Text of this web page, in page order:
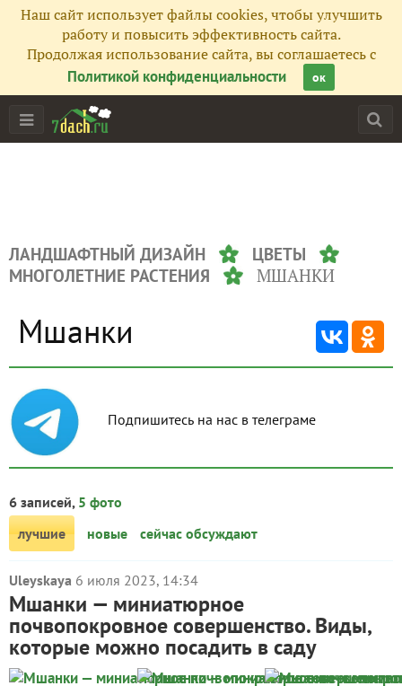
Наш сайт использует файлы cookies, чтобы улучшить
работу и повысить эффективность сайта.
Продолжая использование сайта, вы соглашаетесь с
Политикой конфиденциальности
ок
ЛАНДШАФТНЫЙ ДИЗАЙН
ЦВЕТЫ
МНОГОЛЕТНИЕ РАСТЕНИЯ
МШАНКИ
Мшанки
Подпишитесь на нас в телеграме
6 записей, 5 фото
лучшие
новые сейчас обсуждают
Uleyskaya 6 июля 2023, 14:34
Мшанки — миниатюрное
почвопокровное совершенство. Виды,
которые можно посадить в саду